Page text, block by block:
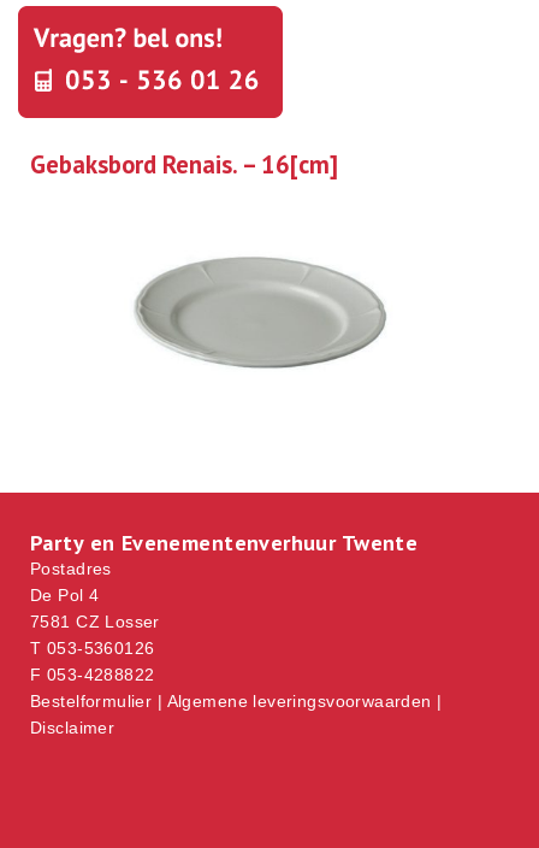
Gebaksbord Renais. – 16[cm]
Party en Evenementenverhuur Twente
Postadres
De Pol 4
7581 CZ Losser
T 053-5360126
F 053-4288822
Bestelformulier | Algemene leveringsvoorwaarden |
Disclaimer